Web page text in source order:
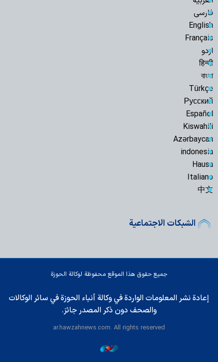
فارسی
English
Français
اردو
हिन्दी
বাংলা
Türkçe
Русский
Español
Kiswahili
Azərbaycan
indonesia
Hausa
Italiano
中文
الشبكات الاجتماعية
جميع حقوق هذا الموقع محفوظة لوكالة الحوزة
إعادة نشر المعلومات الواردة في وكالة أنباء الحوزة في سائر الوكالات
والصحف دون ذكر المصدر جائز.
ar.hawzahnews.com. All rights reserved